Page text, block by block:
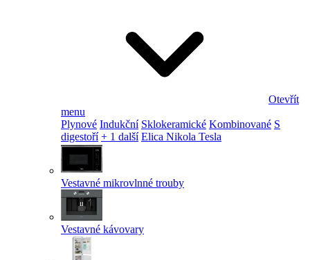
Otevřít
menu
Plynové Indukční Sklokeramické Kombinované S
digestoří + 1 další Elica Nikola Tesla
Vestavné mikrovlnné trouby
Vestavné kávovary